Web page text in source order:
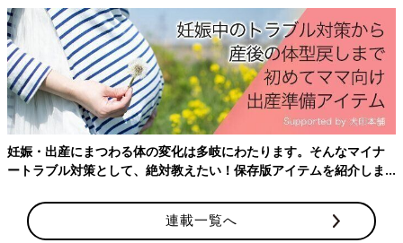
た情報であり、あなたのお子さんやあなた個人に向けたものでは
なく、膨大な情報の中から必要なものを自身で選ぶのはとても大
変です。
小児科医、小児科スタッフは子どもの健康を軸に、‟個別”で‟現実
的”な子育て全般のお手伝いができるところです。あなたのお子
さん自身を診て、抱っこして、あなたの心配や相談にのり、楽し
い子育てをサポートしたいと思っています。
あなたのお子さんの小児科を目いっぱい活用してみませんか。
文／太田まり子先生
（おおた小児科 看護師長）
妊娠・出産にまつわる体の変化は多岐にわたります。そんなマイナ
ートラブル対策として、絶対教えたい！保存版アイテムを紹介しま
連載一覧へ